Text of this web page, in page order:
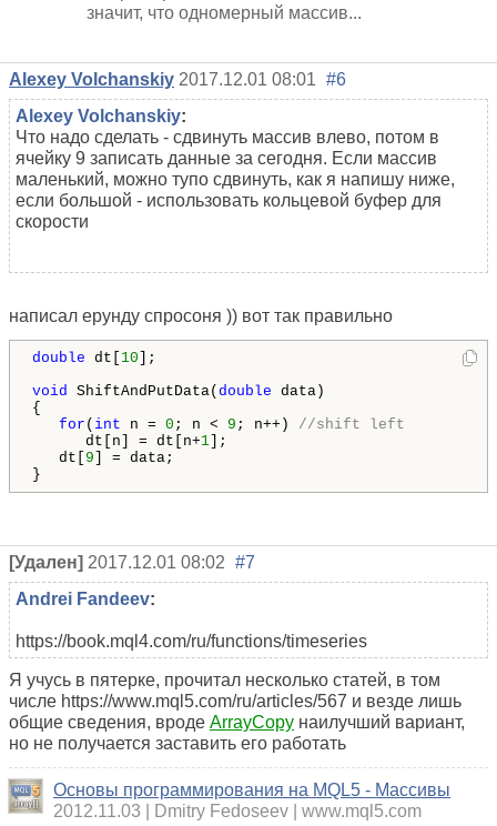
значит, что одномерный массив...
Alexey Volchanskiy 2017.12.01 08:01 #6
Alexey Volchanskiy:
Что надо сделать - сдвинуть массив влево, потом в
ячейку 9 записать данные за сегодня. Если массив
маленький, можно тупо сдвинуть, как я напишу ниже,
если большой - использовать кольцевой буфер для
скорости
написал ерунду спросоня )) вот так правильно
double dt[ 10 ];
void ShiftAndPutData( double data)
{
for ( int n = 0 ; n < 9 ; n++) //shift left
dt[n] = dt[n+1 ];
dt[ 9 ] = data;
}
[Удален] 2017.12.01 08:02 #7
Andrei Fandeev:
https://book.mql4.com/ru/functions/timeseries
Я учусь в пятерке, прочитал несколько статей, в том
числе https://www.mql5.com/ru/articles/567 и везде лишь
общие сведения, вроде ArrayCopy наилучший вариант,
но не получается заставить его работать
Основы программирования на MQL5 - Массивы
2012.11.03
Dmitry Fedoseev
www.mql5.com